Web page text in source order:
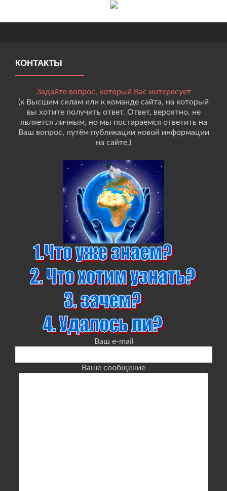
КОНТАКТЫ
Задайте вопрос, который Вас интересует
(к Высшим силам или к команде сайта, на который
вы хотите получить ответ. Ответ, вероятно, не
является личным, но мы постараемся ответить на
Ваш вопрос, путём публикации новой информации
на сайте.)
Ваш e-mail
Ваше сообщение